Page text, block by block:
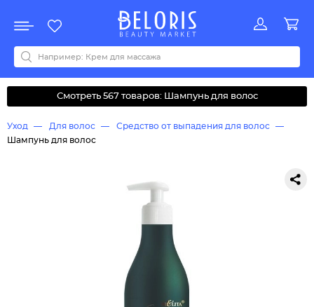
Акции
Все бренды
0-9ABCDEFGHIJKLMNOPQRSTUVWYZАБВДЗИМОКЛНПРСТУФ
Смотреть 567 товаров: Шампунь для волос
Уход Для волос
Средство от выпадения для волос
Шампунь для волос